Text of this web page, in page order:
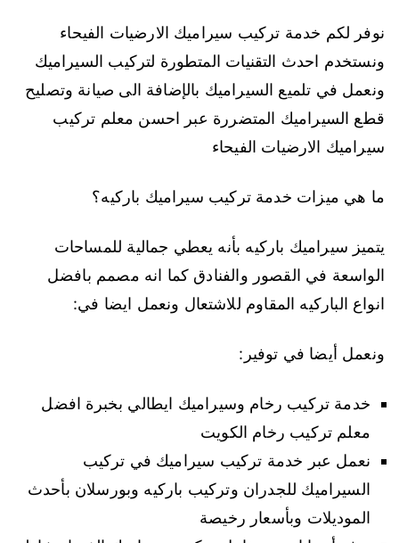
نوفر لكم خدمة تركيب سيراميك الارضيات الفيحاء
ونستخدم احدث التقنيات المتطورة لتركيب السيراميك
ونعمل في تلميع السيراميك بالإضافة الى صيانة وتصليح
قطع السيراميك المتضررة عبر احسن معلم تركيب
سيراميك الارضيات الفيحاء
ما هي ميزات خدمة تركيب سيراميك باركيه؟
يتميز سيراميك باركيه بأنه يعطي جمالية للمساحات
الواسعة في القصور والفنادق كما انه مصمم بافضل
انواع الباركيه المقاوم للاشتعال ونعمل ايضا في:
ونعمل أيضا في توفير:
خدمة تركيب رخام وسيراميك ايطالي بخبرة افضل
معلم تركيب رخام الكويت
نعمل عبر خدمة تركيب سيراميك في تركيب
السيراميك للجدران وتركيب باركيه وبورسلان بأحدث
الموديلات وبأسعار رخيصة